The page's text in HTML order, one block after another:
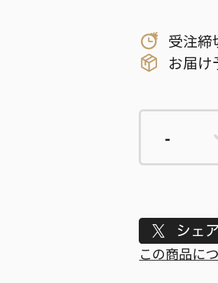
受注締
お届
Tweet
この商品に